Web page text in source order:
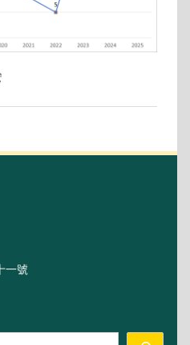
一號